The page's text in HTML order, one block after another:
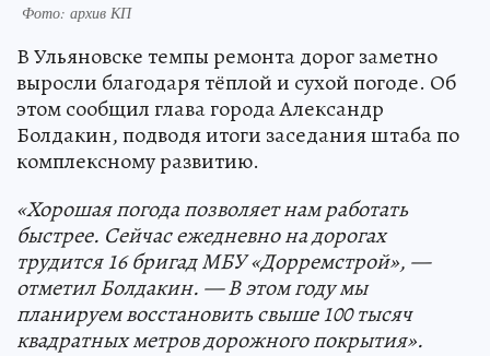
Фото: архив КП
В Ульяновске темпы ремонта дорог заметно
выросли благодаря тёплой и сухой погоде. Об
этом сообщил глава города Александр
Болдакин, подводя итоги заседания штаба по
комплексному развитию.
«Хорошая погода позволяет нам работать
быстрее. Сейчас ежедневно на дорогах
трудится 16 бригад МБУ «Дорремстрой», —
отметил Болдакин. — В этом году мы
планируем восстановить свыше 100 тысяч
квадратных метров дорожного покрытия».